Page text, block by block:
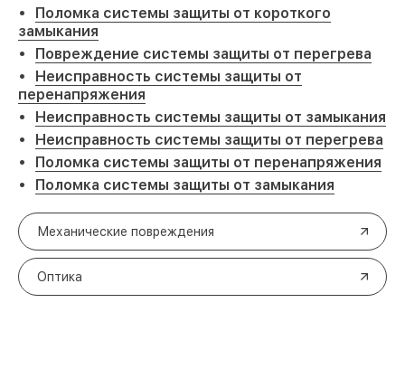
Поломка системы защиты от короткого
замыкания
Повреждение системы защиты от перегрева
Неисправность системы защиты от
перенапряжения
Неисправность системы защиты от замыкания
Неисправность системы защиты от перегрева
Поломка системы защиты от перенапряжения
Поломка системы защиты от замыкания
Механические повреждения
Оптика